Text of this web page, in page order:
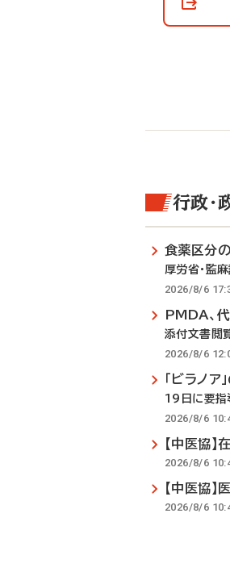
て
行政・
食薬区分
厚労省・監
2026/8/6
PMDA、
添付文書閲
2026/8/6
「ビラノア
19日に要指
2026/8/6
【中医協】
2026/8/6
【中医協
2026/8/6